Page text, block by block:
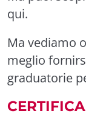
qui.
Ma vediamo
meglio
graduatorie